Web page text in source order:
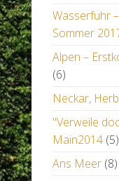
Wasserfuhr
Sommer
Alpen –
(6)
Neckar,
"Verweile
Main2014(5)
Ans Meer(8)